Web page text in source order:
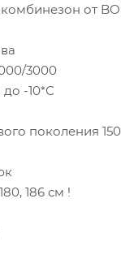
от
3000
-10*С
поколения
186 см !